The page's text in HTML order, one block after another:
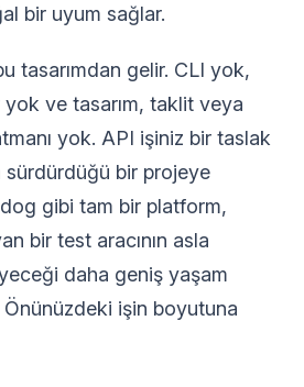
bir uyum sağlar.
tasarımdan gelir. CLI yok,
yok ve tasarım, taklit veya
yok. API işiniz bir taslak
bir projeye
gibi tam bir platform,
bir test aracının asla
daha geniş yaşam
işin boyutuna